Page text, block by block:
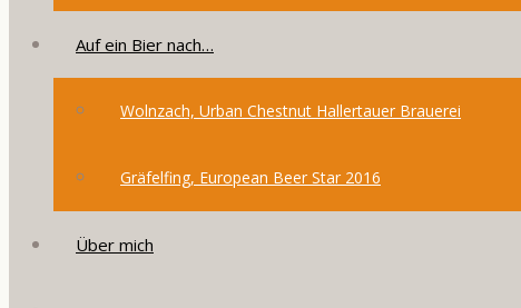
Auf ein Bier nach…
Wolnzach, Urban Chestnut Hallertauer Brauerei
Gräfelfing, European Beer Star 2016
Über mich